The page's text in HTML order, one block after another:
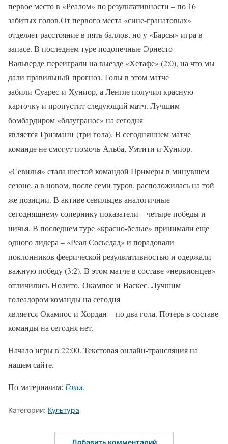
первое место в «Реалом» по результативности – по 16
забитых голов.От первого места «сине-гранатовых»
отделяет расстояние в пять баллов, но у «Барсы» игра в
запасе. В последнем туре подопечные Эрнесто
Вальверде переиграли на выезде «Хетафе» (2:0), на что мы
дали правильный прогноз. Голы в этом матче
забили Суарес и Хуниор, а Ленгле получил красную
карточку и пропустит следующий матч. Лучшим
бомбардиром «блаугранос» на сегодня
является Гризманн (три гола). В сегодняшнем матче
команде не смогут помочь Альба, Умтити и Хуниор.
«Севилья» стала шестой командой Примеры в минувшем
сезоне, а в новом, после семи туров, расположилась на той
же позиции. В активе севильцев аналогичные
сегодняшнему сопернику показатели – четыре победы и
ничья. В последнем туре «красно-белые» принимали еще
одного лидера – «Реал Сосьедад» и порадовали
поклонников феерической результативностью и одержали
важную победу (3:2). В этом матче в составе «нервионцев»
отличились Нолито, Окампос и Васкес. Лучшим
голеадором команды на сегодня
является Окампос и Хордан – по два гола. Потерь в составе
команды на сегодня нет.
Начало игры в 22:00. Текстовая онлайн-трансляция на
нашем сайте.
По материалам: Голос
Категории: Культура
Добавить комментарий